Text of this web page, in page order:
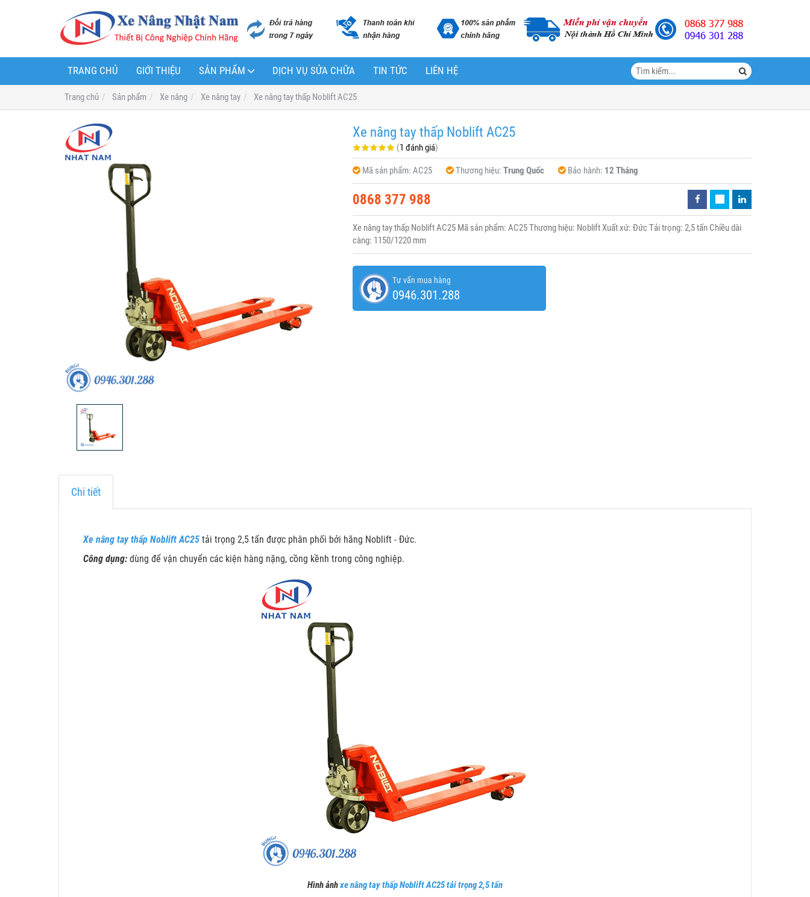
TRANG CHỦ GIỚI THIỆU SẢN PHẨM DỊCH VỤ SỬA CHỮA TIN TỨC LIÊN HỆ
Trang chủ Sản phẩm Xe nâng Xe nâng tay Xe nâng tay thấp Noblift AC25
Xe nâng tay thấp Noblift AC25
(1 đánh giá)
Mã sản phẩm: AC25 Thương hiệu: Trung Quốc Bảo hành: 12 Tháng
0868 377 988
Xe nâng tay thấp Noblift AC25 Mã sản phẩm: AC25 Thương hiệu: Noblift Xuất xứ: Đức Tải trọng: 2,5 tấn Chiều dài
càng: 1150/1220 mm
Tư vấn mua hàng
0946.301.288
Chi tiết
Xe nâng tay thấp Noblift AC25 tải trọng 2,5 tấn được phân phối bởi hãng Noblift - Đức.
Công dụng: dùng để vận chuyển các kiện hàng nặng, cồng kềnh trong công nghiệp.
Hình ảnhxe nâng tay thấp Noblift AC25 tải trọng 2,5 tấn